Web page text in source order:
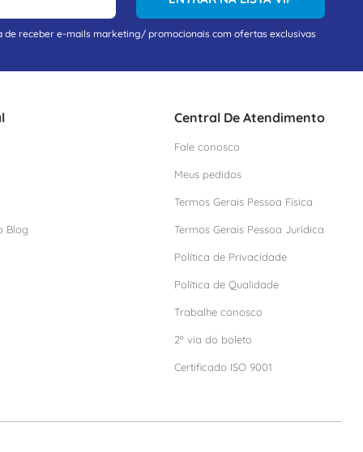
de receber e-mails marketing/ promocionais com ofertas exclusivas
Blog
Central De Atendimento
Fale conosco
Meus pedidos
Termos Gerais Pessoa Física
Termos Gerais Pessoa Jurídica
Política de Privacidade
Política de Qualidade
Trabalhe conosco
2º via do boleto
Certificado ISO 9001